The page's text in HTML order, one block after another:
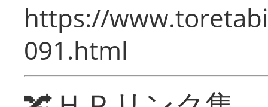
https://
091.html